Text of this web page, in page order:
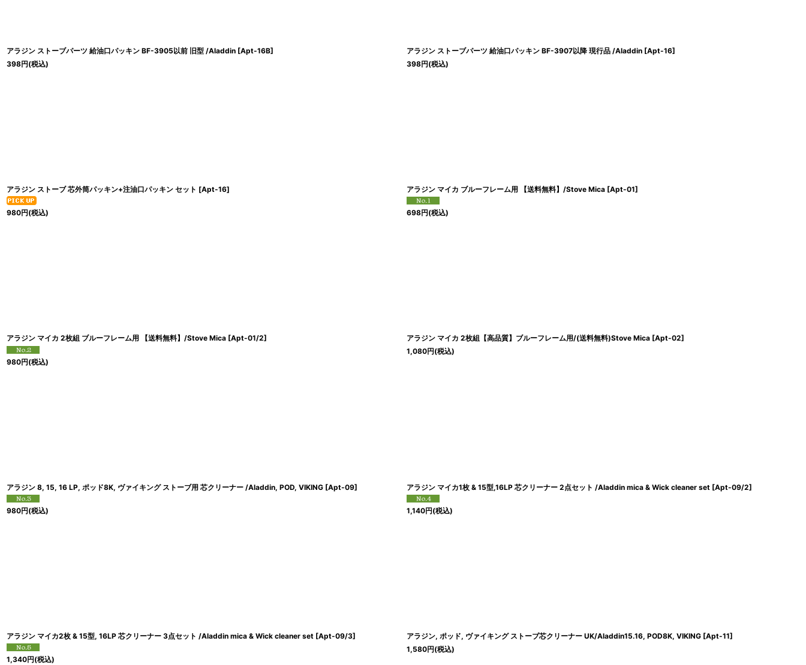
アラジン ストーブパーツ 給油口パッキン BF-3905以前 旧型 /Aladdin [Apt-16B]
398円(税込)
アラジン ストーブパーツ 給油口パッキン BF-3907以降 現行品 /Aladdin [Apt-16]
398円(税込)
アラジン ストーブ 芯外筒パッキン+注油口パッキン セット [Apt-16]
980円(税込)
アラジン マイカ ブルーフレーム用 【送料無料】/Stove Mica [Apt-01]
698円(税込)
アラジン マイカ 2枚組 ブルーフレーム用 【送料無料】/Stove Mica [Apt-01/2]
980円(税込)
アラジン マイカ 2枚組【高品質】ブルーフレーム用/(送料無料)Stove Mica [Apt-02]
1,080円(税込)
アラジン 8, 15, 16 LP, ポッド8K, ヴァイキング ストーブ用 芯クリーナー /Aladdin, POD, VIKING [Apt-09]
980円(税込)
アラジン マイカ1枚 & 15型,16LP 芯クリーナー 2点セット /Aladdin mica & Wick cleaner set [Apt-09/2]
1,140円(税込)
アラジン マイカ2枚 & 15型, 16LP 芯クリーナー 3点セット /Aladdin mica & Wick cleaner set [Apt-09/3]
1,340円(税込)
アラジン, ポッド, ヴァイキング ストーブ芯クリーナー UK/Aladdin15.16, POD8K, VIKING [Apt-11]
1,580円(税込)